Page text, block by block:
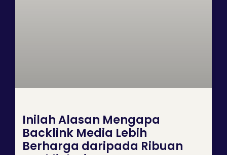
Inilah Alasan Mengapa
Backlink Media Lebih
Berharga daripada Ribuan